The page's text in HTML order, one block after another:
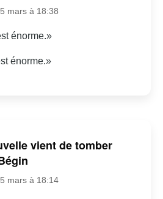
mars à 18:38
énorme.»
énorme.»
vient de tomber
mars à 18:14